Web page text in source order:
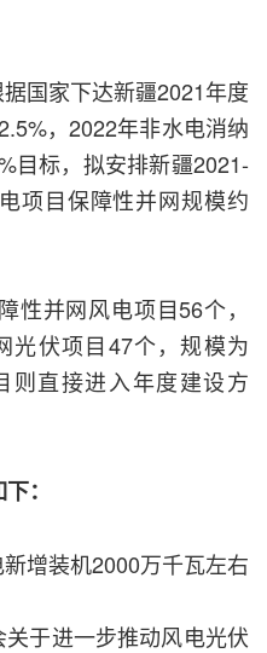
国家下达新疆2021年度
，2022年非水电消纳
目标，拟安排新疆2021-
项目保障性并网规模约
性并网风电项目56个，
光伏项目47个，规模为
则直接进入年度建设方
：
增装机2000万千瓦左右
关于进一步推动风电光伏